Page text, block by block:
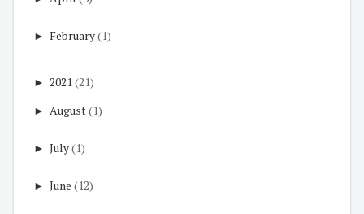
► February(1)
► 2021 (21)
► August(1)
► July(1)
► June (12)